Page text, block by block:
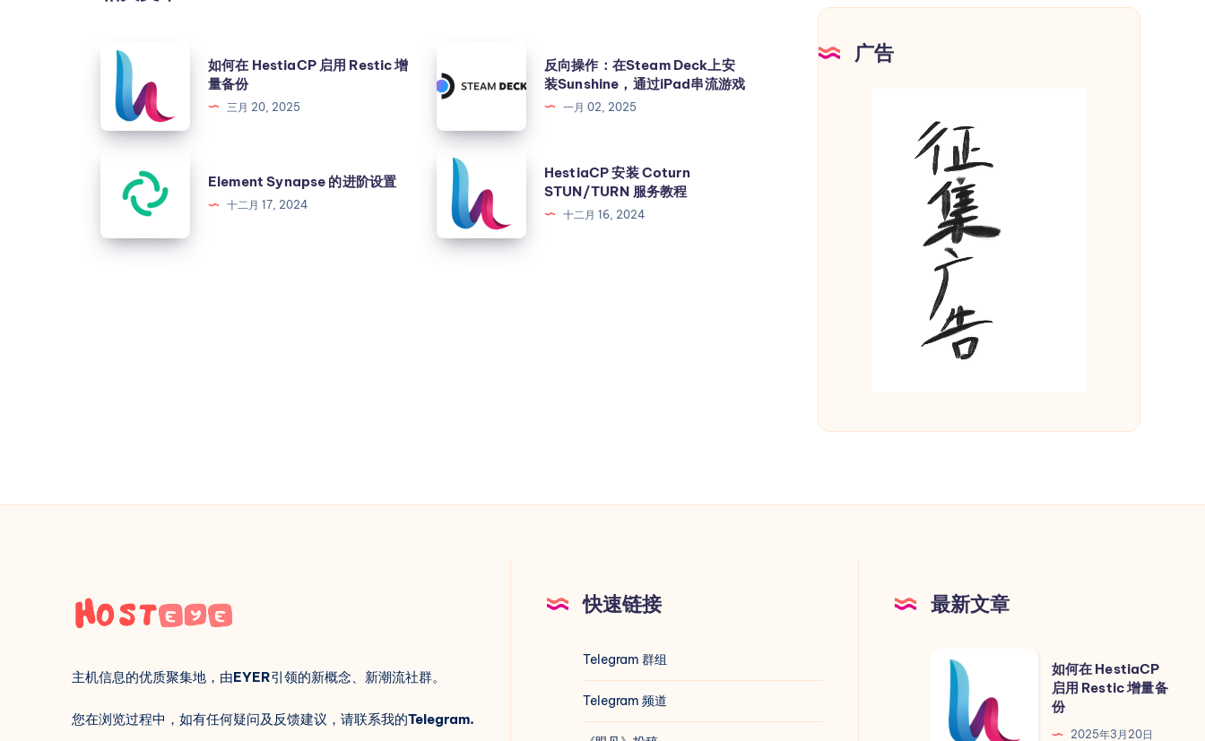
        return { status: 500, message: 'API 请求失败' }; // 如果请求失败，返回失败信息
      }
      const newIpAddress = await response.text(); // 获取新 IP 地址
      if (!newIpAddress.trim()) {
        // 如果返回的 IP 地址为空，视为更改失败
        return { status: 200, message: 'IP 地址更改失败，请检查 API 状态' };
      }
      return { status: 200, message: `IP 地址更改成功，新 IP 地址为 ${newIpAddress}` }; // 返回成功信息和新 IP 地址
    } catch (error) {
  // 发送消息到 Telegram
  await fetch(telegramApiUrl, {
    headers: { 'Content-Type': 'application/json' },
  });
如何在 HestiaCP 启用 Restic 增
量备份
三月 20, 2025
反向操作：在Steam Deck上安
装Sunshine，通过iPad串流游戏
一月 02, 2025
Element Synapse 的进阶设置
十二月 17, 2024
HestiaCP 安装 Coturn
STUN/TURN 服务教程
十二月 16, 2024
广告
主机信息的优质聚集地，由EYER引领的新概念、新潮流社群。
您在浏览过程中，如有任何疑问及反馈建议，请联系我的Telegram.
快速链接
Telegram 群组
Telegram 频道
最新文章
HestiaCP
如何在 HestiaCP
启用 Restic 增量备
份
2025年3月20日